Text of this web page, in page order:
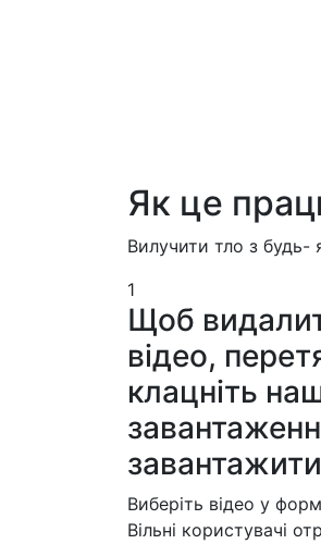
Як це
Вилучити тло з будь-
1
Щоб
відео,
клацніть
Виберіть відео у
Вільні користувачі